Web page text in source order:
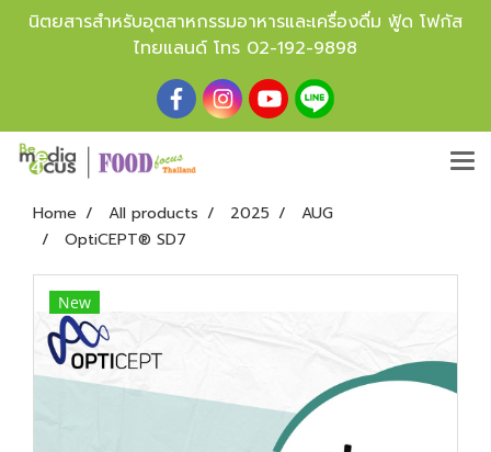
นิตยสารสำหรับอุตสาหกรรมอาหารและเครื่องดื่ม ฟู้ด โฟกัส
ไทยแลนด์ โทร 02-192-9898
Home All products 2025
AUG
OptiCEPT® SD7
New